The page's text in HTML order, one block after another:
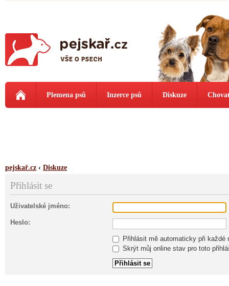
Plemena psů Inzerce psů Diskuze
pejskař.cz ‹ Diskuze
Přihlásit se
Uživatelské jméno:
Heslo:
Přihlásit mě automaticky při každé
Skrýt můj online stav pro toto